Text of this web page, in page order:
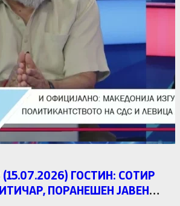
ГОСТИН: СОТИР
ПОРАНЕШЕН ЈАВЕН